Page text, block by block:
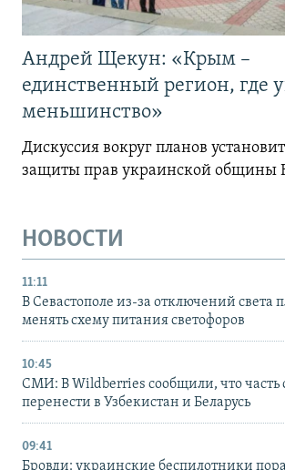
Андрей Щекун: «Крым –
единственный регион, где
меньшинство»
Дискуссия вокруг планов
защиты прав украинской общины
НОВОСТИ
11:11
В Севастополе из-за отключений света
менять схему питания светофоров
10:45
СМИ: В Wildberries сообщили, что часть
перенести в Узбекистан и Беларусь
09:41
Бровди: украинские беспилотники